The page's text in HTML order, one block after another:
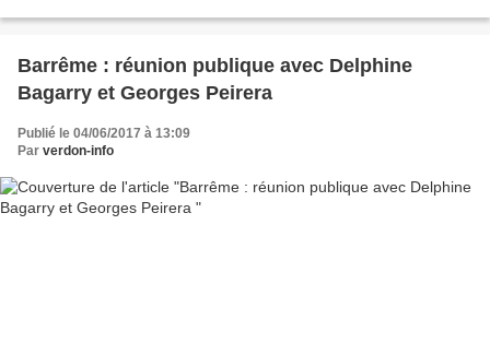
Barrême : réunion publique avec Delphine
Bagarry et Georges Peirera
Publié le 04/06/2017 à 13:09
Par verdon-info